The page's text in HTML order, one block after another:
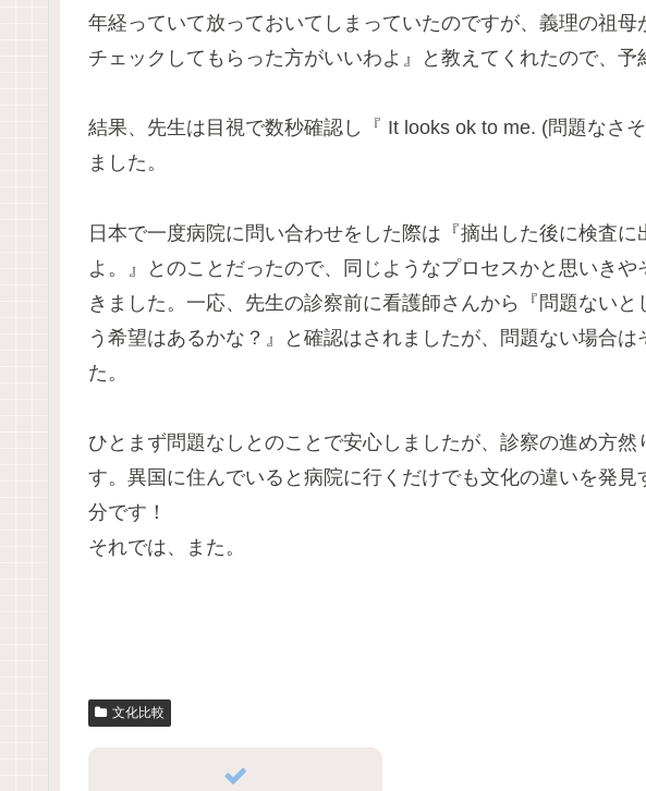
年経っていて放っておいてしまっていたのですが、義理の祖
チェックしてもらった方がいいわよ』と教えてくれたので、予
結果、先生は目視で数秒確認し『 It looks ok to me. (問題なさ
ました。
日本で一度病院に問い合わせをした際は『摘出した後に検査
よ。』とのことだったので、同じようなプロセスかと思いき
きました。一応、先生の診察前に看護師さんから『問題ない
う希望はあるかな？』と確認はされましたが、問題ない場合
た。
ひとまず問題なしとのことで安心しましたが、診察の進め方
す。異国に住んでいると病院に行くだけでも文化の違いを発見
分です！
それでは、また。
文化比較